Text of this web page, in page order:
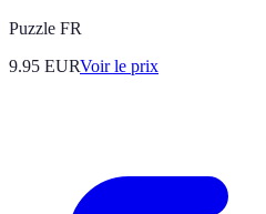
Puzzle FR
9.95 EURVoir le prix